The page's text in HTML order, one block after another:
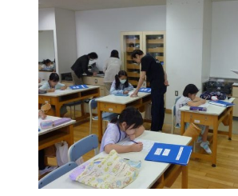
投
稿
2023年07月09日
フ
ー
マ
ト
リンク
『数』をテーマに「虫食い算」
札の合計枚数の求め方、最後に杉
ない情報から推測する「フェルミ
学びました。今回で一学期の算数
の全７回を終了しました。